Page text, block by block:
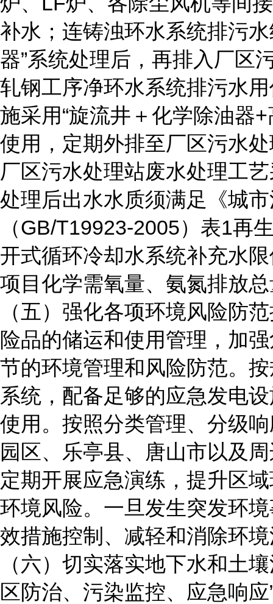
补水；连铸浊环水系统排污
器”系统处理后，再排入厂区
轧钢工序净环水系统排污水
施采用“旋流井＋化学除油器
使用，定期外排至厂区污水
厂区污水处理站废水处理工
处理后出水水质须满足《城
（GB/T19923-2005）表1再
开式循环冷却水系统补充水
项目化学需氧量、氨氮排放
（五）强化各项环境风险防
险品的储运和使用管理，加
节的环境管理和风险防范。
系统，配备足够的应急发电
使用。按照分类管理、分级
园区、乐亭县、唐山市以及
定期开展应急演练，提升区
环境风险。一旦发生突发环
效措施控制、减轻和消除环
（六）切实落实地下水和土
区防治、污染监控、应急响